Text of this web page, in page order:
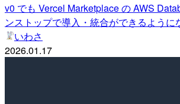
v0 でも Vercel Marketplace の AWS
ンストップで導入・統合ができるように
いわさ
2026.01.17